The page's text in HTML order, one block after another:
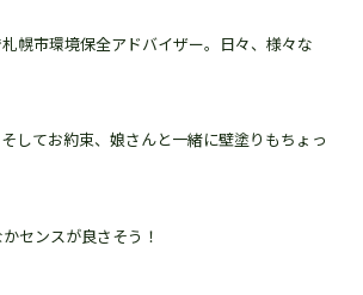
幌市環境保全アドバイザー。日々、様々な
してお約束、娘さんと一緒に壁塗りもちょっ
センスが良さそう！